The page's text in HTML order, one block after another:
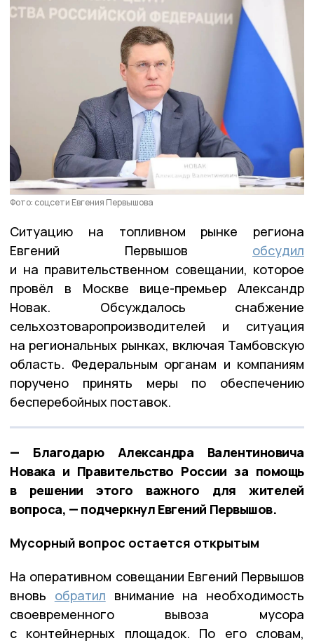
Фото: соцсети Евгения Первышова
Ситуацию на топливном рынке региона
Евгений Первышов обсудил
и на правительственном совещании, которое
провёл в Москве вице-премьер Александр
Новак. Обсуждалось снабжение
сельхозтоваропроизводителей и ситуация
на региональных рынках, включая Тамбовскую
область. Федеральным органам и компаниям
поручено принять меры по обеспечению
бесперебойных поставок.
— Благодарю Александра Валентиновича
Новака и Правительство России за помощь
в решении этого важного для жителей
вопроса, — подчеркнул Евгений Первышов.
Мусорный вопрос остается открытым
На оперативном совещании Евгений Первышов
вновь обратил внимание на необходимость
своевременного вывоза мусора
с контейнерных площадок. По его словам,